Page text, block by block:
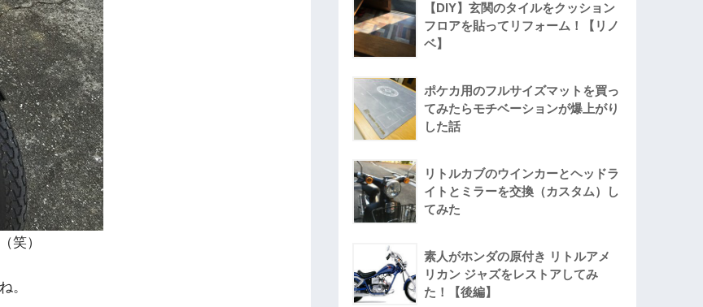
笑）
。
【DIY】玄関のタイルをクッション
フロアを貼ってリフォーム！【リノ
ベ】
ポケカ用のフルサイズマットを買っ
てみたらモチベーションが爆上がり
した話
リトルカブのウインカーとヘッドラ
イトとミラーを交換（カスタム）し
てみた
素人がホンダの原付き リトルアメ
リカン ジャズをレストアしてみ
た！【後編】